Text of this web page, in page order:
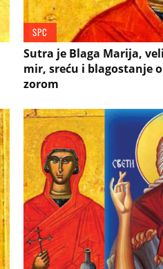
SPC
Sutra je Blaga Marija,
mir, sreću i blagostanje
zorom